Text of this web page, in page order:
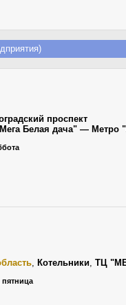
проспект
Белая дача" — Метро
, Котельники, ТЦ
пятница